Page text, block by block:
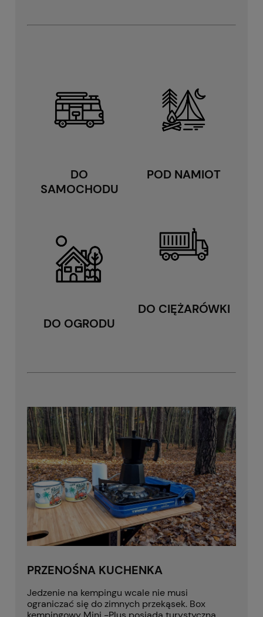
DO
SAMOCHODU
DO OGRODU
POD NAMIOT
DO CIĘŻARÓWKI
PRZENOŚNA KUCHENKA
Jedzenie na kempingu wcale nie musi
ograniczać się do zimnych przekąsek. Box